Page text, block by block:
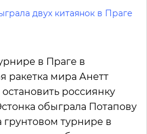
двух китаянок в Праге
в Праге в
ракетка мира Анетт
россиянку
обыграла Потапову
грунтовом турнире в